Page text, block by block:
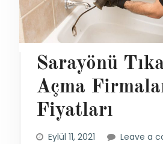
Sarayönü
Açma
Fiyatları
Eylül 11, 2021
Leave a